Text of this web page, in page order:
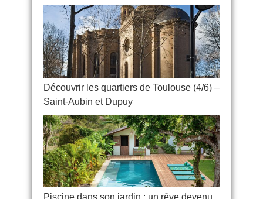
Découvrir les quartiers de Toulouse (4/6) –
Saint-Aubin et Dupuy
Piscine dans son jardin : un rêve devenu